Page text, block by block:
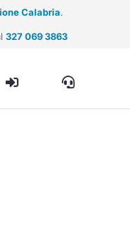
Calabria.
327 069 3863